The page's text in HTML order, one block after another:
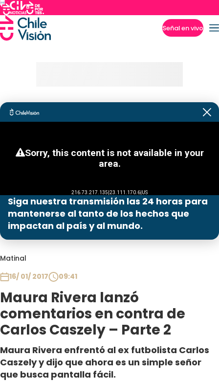
Señal en vivo
Siga nuestra transmisión las 24 horas para
mantenerse al tanto de los hechos que
impactan al país y al mundo.
Matinal
16/ 01/ 2017
09:41
Maura Rivera lanzó
comentarios en contra de
Carlos Caszely – Parte 2
Maura Rivera enfrentó al ex futbolista Carlos
Caszely y dijo que ahora es un simple señor
que busca pantalla fácil.
Programas
Contigo en Directo
Plan Perfecto
Sabingo
Todos Los Programas